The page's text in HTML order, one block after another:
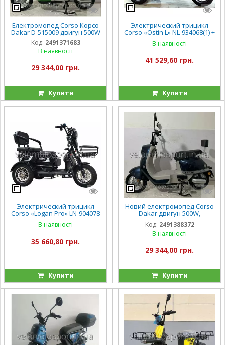
Електромопед Corso Корсо
Dakar D-515009 двигун 500W
Код: 2491371683
В наявності
29 344,00 грн.
Купити
Электрический трицикл
Corso «Ostin L» NL-934068(1) +
1 ЯЩИК АКУМ, двигатель
1200W, аккумулятор
фосфатный
В наявності
41 529,60 грн.
Купити
Электрический трицикл
Corso «Logan Pro» LN-904078
(1) + 1 ЯЩИК АКУМ,
двигатель 1200W,
колеса 300-10
В наявності
35 660,80 грн.
Купити
Новий електромопед Corso
Dakar двигун 500W,
акумулятор 60V/20Ah
Код: 2491388372
В наявності
29 344,00 грн.
Купити